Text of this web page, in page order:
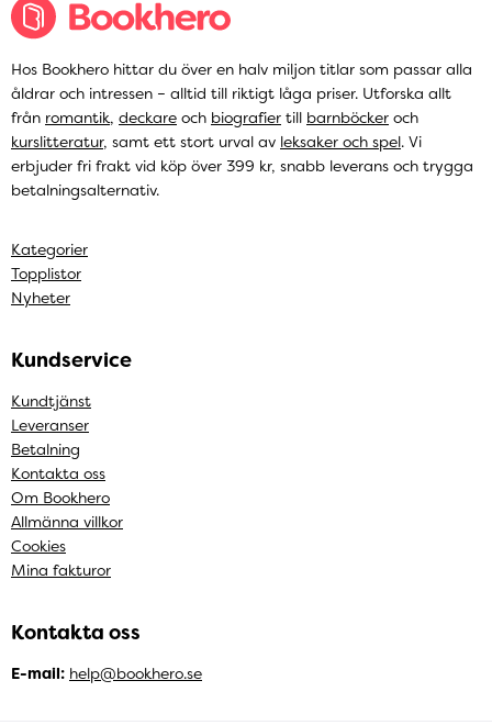
Hos Bookhero hittar du över en halv miljon titlar som passar alla
åldrar och intressen – alltid till riktigt låga priser. Utforska allt
från romantik, deckare och biografier till barnböcker och
kurslitteratur, samt ett stort urval av leksaker och spel. Vi
erbjuder fri frakt vid köp över 399 kr, snabb leverans och trygga
betalningsalternativ.
Kategorier
Topplistor
Nyheter
Kundservice
Kundtjänst
Leveranser
Betalning
Kontakta oss
Om Bookhero
Allmänna villkor
Cookies
Mina fakturor
Kontakta oss
E-mail: help@bookhero.se